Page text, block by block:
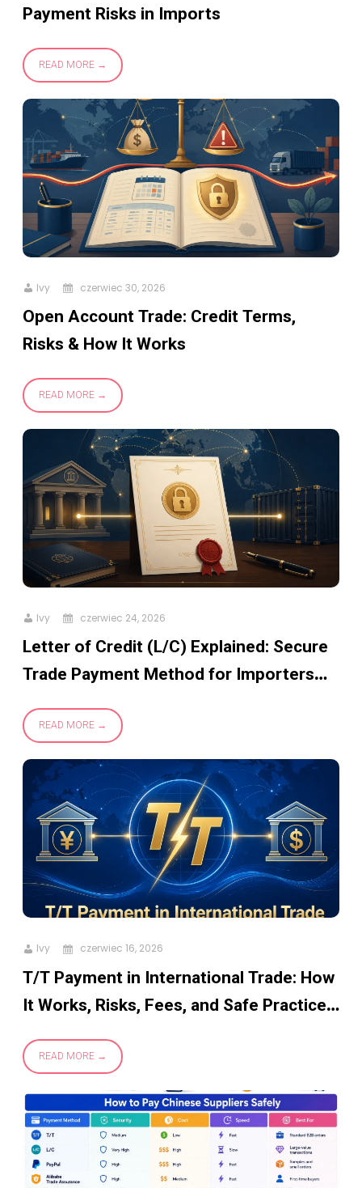
Payment Risks in Imports
READ MORE
Open Account Trade: Credit Terms,
Risks & How It Works
READ MORE
Ivy czerwiec 30, 2026
Letter of Credit (L/C) Explained: Secure
Trade Payment Method for Importers
READ MORE
Ivy czerwiec 24, 2026
T/T Payment in International Trade: How
It Works, Risks, Fees, and Safe Practices
READ MORE
Ivy czerwiec 16, 2026